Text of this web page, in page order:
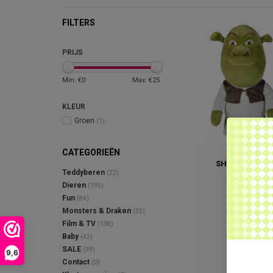
9,6
FILTERS
PRIJS
Min: €0 Max: €25
KLEUR
Groen (1)
CATEGORIEËN
Teddyberen (22)
Dieren (195)
Fun (84)
Monsters & Draken (35)
Film & TV (138)
Baby (42)
SALE (39)
Contact (0)
SHREK
€22,95